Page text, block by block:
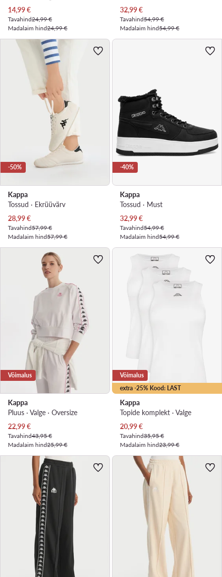
Praegune hind
14,99€
Tavahind24,99 €
Madalaim hind24,99 €
Praegune hind
32,99€
Tavahind54,99 €
Madalaim hind54,99 €
-50%
Kappa
Tossud · Ekrüüvärv
Praegune hind
28,99€
Tavahind57,99 €
Madalaim hind57,99 €
-40%
Kappa
Tossud · Must
Praegune hind
32,99€
Tavahind54,99 €
Madalaim hind54,99 €
Võimalus
Kappa
Pluus · Valge · Oversize
Praegune hind
22,99€
Tavahind43,95 €
Madalaim hind25,99 €
extra -25% Kood: LAST
Võimalus
Kappa
Topide komplekt · Valge
Praegune hind
20,99€
Tavahind35,95 €
Madalaim hind23,99 €